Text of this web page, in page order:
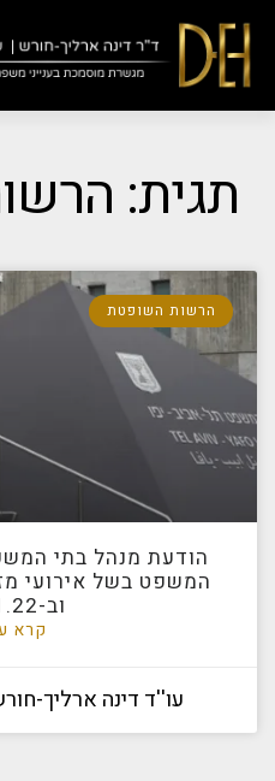
Yes
...
תגית:
הרשות השופטת
הודעת מנהל בתי
וב-27.01.22
קרא
עו''ד דינה ארליך-